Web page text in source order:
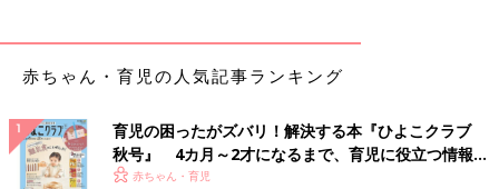
赤ちゃん・育児の人気記事ランキング
育児の困ったがズバリ！解決する本『ひよこクラブ
秋号』 4カ月～2才になるまで、育児に役立つ情報が
いっぱい！
赤ちゃん・育児